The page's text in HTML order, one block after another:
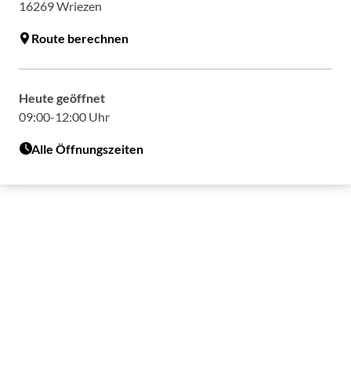
16269Wriezen
Route berechnen
Heute geöffnet
09:00-12:00 Uhr
Alle Öffnungszeiten